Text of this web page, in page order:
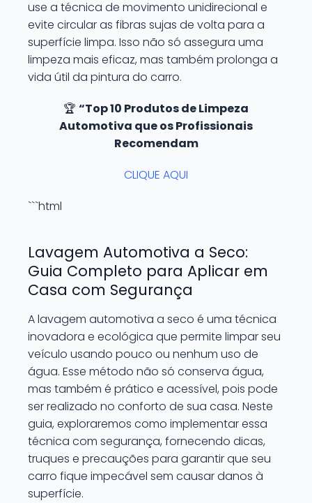
use a técnica de movimento unidirecional e
evite circular as fibras sujas de volta para a
superfície limpa. Isso não só assegura uma
limpeza mais eficaz, mas também prolonga a
vida útil da pintura do carro.
🏆 “Top 10 Produtos de Limpeza
Automotiva que os Profissionais
Recomendam
CLIQUE AQUI
```html
Lavagem Automotiva a Seco:
Guia Completo para Aplicar em
Casa com Segurança
A lavagem automotiva a seco é uma técnica
inovadora e ecológica que permite limpar seu
veículo usando pouco ou nenhum uso de
água. Esse método não só conserva água,
mas também é prático e acessível, pois pode
ser realizado no conforto de sua casa. Neste
guia, exploraremos como implementar essa
técnica com segurança, fornecendo dicas,
truques e precauções para garantir que seu
carro fique impecável sem causar danos à
superfície.